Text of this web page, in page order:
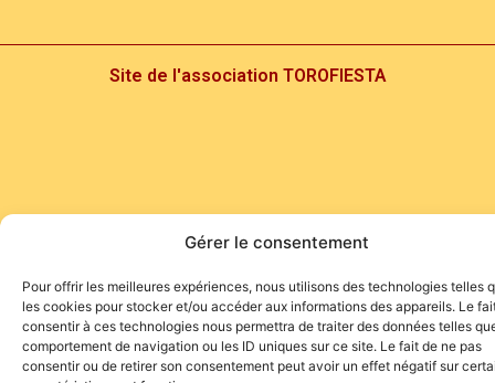
Gérer le consentement
Pour offrir les meilleures expériences, nous utilisons des technologies telles
les cookies pour stocker et/ou accéder aux informations des appareils. Le
consentir à ces technologies nous permettra de traiter des données telles
comportement de navigation ou les ID uniques sur ce site. Le fait de ne pas
consentir ou de retirer son consentement peut avoir un effet négatif sur
Site de l'association TOROFIESTA